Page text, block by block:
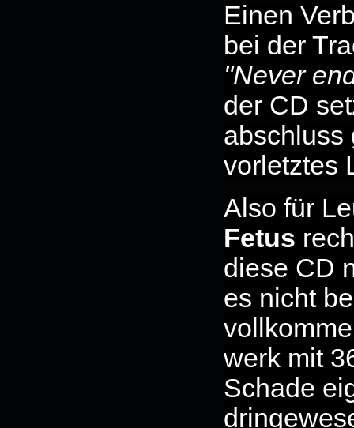
Einen
bei der
"Never
der CD
abschluss
vorletztes
Also für
Fetus
diese CD
es nicht
werk mit
Schade